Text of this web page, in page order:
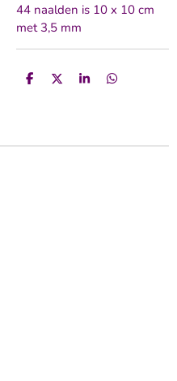
44 naalden is 10 x 10 cm
met 3,5 mm
D
D
S
D